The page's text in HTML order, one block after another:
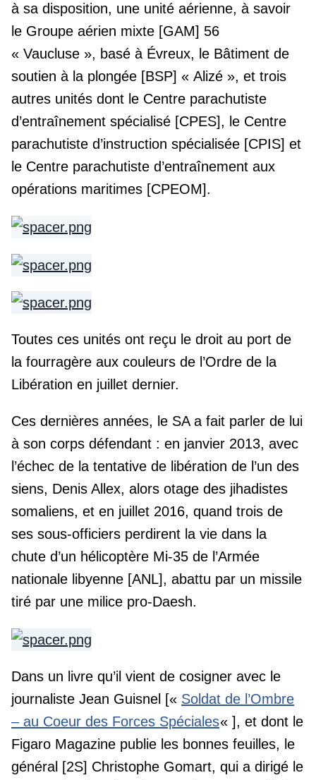
à sa disposition, une unité aérienne, à savoir
le Groupe aérien mixte [GAM] 56
« Vaucluse », basé à Évreux, le Bâtiment de
soutien à la plongée [BSP] « Alizé », et trois
autres unités dont le Centre parachutiste
d’entraînement spécialisé [CPES], le Centre
parachutiste d’instruction spécialisée [CPIS] et
le Centre parachutiste d’entraînement aux
opérations maritimes [CPEOM].
Toutes ces unités ont reçu le droit au port de
la fourragère aux couleurs de l’Ordre de la
Libération en juillet dernier.
Ces dernières années, le SA a fait parler de lui
à son corps défendant : en janvier 2013, avec
l’échec de la tentative de libération de l’un des
siens, Denis Allex, alors otage des jihadistes
somaliens, et en juillet 2016, quand trois de
ses sous-officiers perdirent la vie dans la
chute d’un hélicoptère Mi-35 de l’Armée
nationale libyenne [ANL], abattu par un missile
tiré par une milice pro-Daesh.
Dans un livre qu’il vient de cosigner avec le
journaliste Jean Guisnel [« Soldat de l’Ombre
– au Coeur des Forces Spéciales« ], et dont le
Figaro Magazine publie les bonnes feuilles, le
général [2S] Christophe Gomart, qui a dirigé le